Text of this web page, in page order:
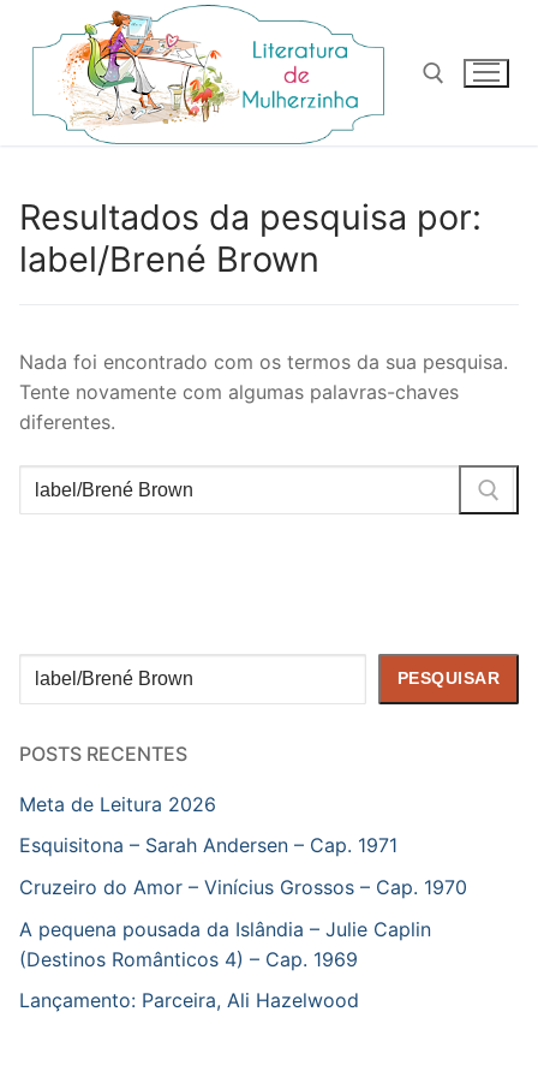
para
conteúdo
Resultados da pesquisa por:
label/Brené Brown
Nada foi encontrado com os termos da sua pesquisa.
Tente novamente com algumas palavras-chaves
diferentes.
Pesquisar
por:
Pesquisar PESQUISAR
POSTS RECENTES
Meta de Leitura 2026
Esquisitona – Sarah Andersen – Cap. 1971
Cruzeiro do Amor – Vinícius Grossos – Cap. 1970
A pequena pousada da Islândia – Julie Caplin
(Destinos Românticos 4) – Cap. 1969
Lançamento: Parceira, Ali Hazelwood